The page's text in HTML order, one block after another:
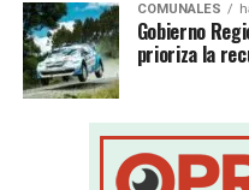
COMUNALES
Gobierno
prioriza la